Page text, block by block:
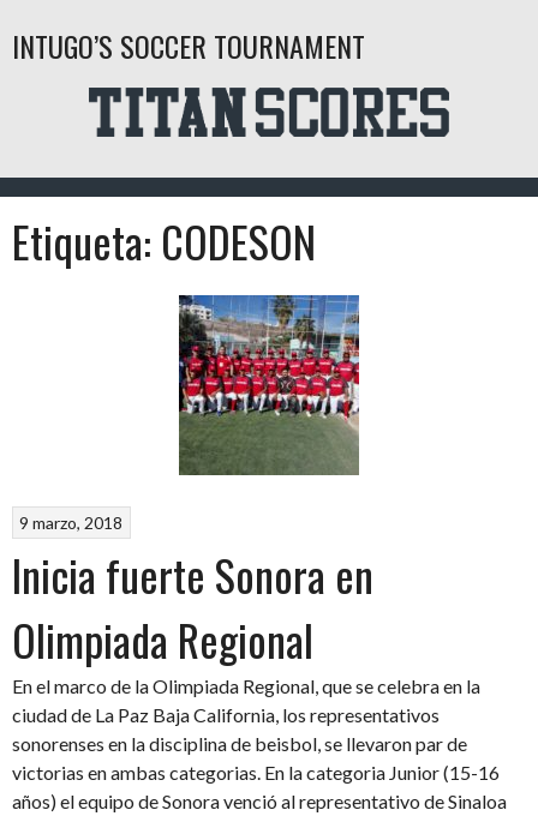
INTUGO’S SOCCER TOURNAMENT
Etiqueta: CODESON
9 marzo, 2018
Inicia fuerte Sonora en
Olimpiada Regional
En el marco de la Olimpiada Regional, que se celebra en la
ciudad de La Paz Baja California, los representativos
sonorenses en la disciplina de beisbol, se llevaron par de
victorias en ambas categorias. En la categoria Junior (15-16
años) el equipo de Sonora venció al representativo de Sinaloa